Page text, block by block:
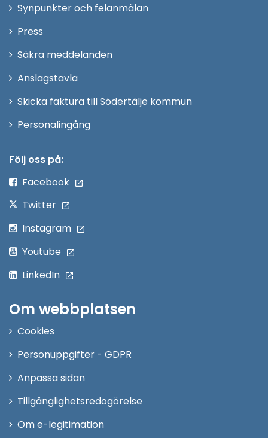
Synpunkter och felanmälan
Press
fönster
Säkra meddelanden
Anslagstavla
Skicka faktura till Södertälje kommun
PersonalingångÖppna
Följ oss på:
Facebook
Twitter
Instagram
Youtube
LinkedIn
Om webbplatsen
Cookies
Personuppgifter - GDPR
Anpassa sidan
Tillgänglighetsredogörelse
Om e-legitimation